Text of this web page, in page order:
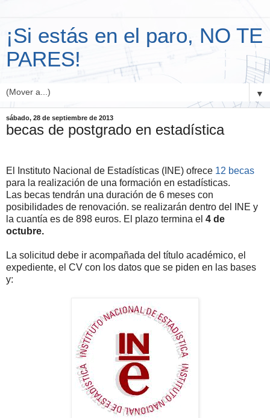
¡Si estás en el paro, NO TE
PARES!
▼
sábado, 28 de septiembre de 2013
becas de postgrado en estadística
El Instituto Nacional de Estadísticas (INE) ofrece 12 becas
para la realización de una formación en estadísticas.
Las becas tendrán una duración de 6 meses con
posibilidades de renovación. se realizarán dentro del INE y
la cuantía es de 898 euros. El plazo termina el 4 de
octubre.
La solicitud debe ir acompañada del título académico, el
expediente, el CV con los datos que se piden en las bases
y: